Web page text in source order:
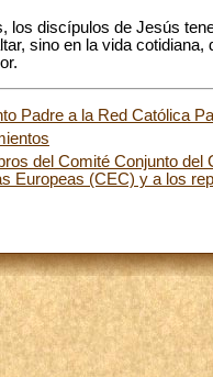
los discípulos de Jesús
sino en la vida
Padre a la Red Católica
del Comité Conjunto
Europeas (CEC) y a los